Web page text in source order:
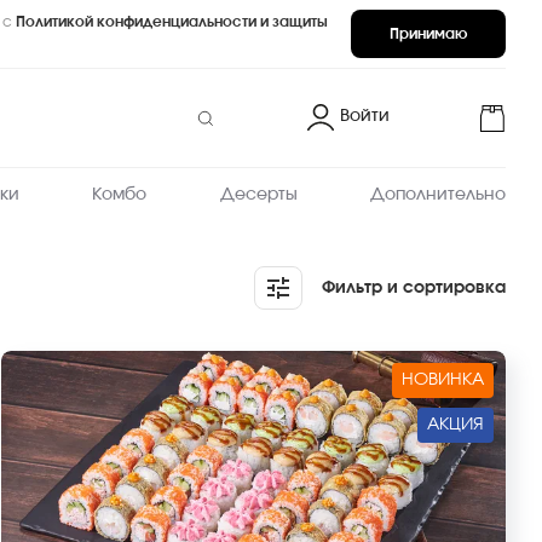
Принимаю
с Политикой конфиденциальности и защиты
Войти
Комбо Десерты Дополнительно
Фильтр и сортировка
НОВИНКА
АКЦИЯ